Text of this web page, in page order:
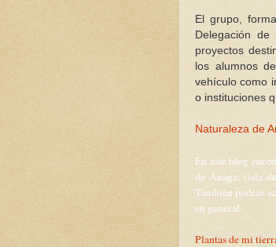
El grupo,
Delegación
proyectos
los alumnos
vehículo como
o instituciones
Naturaleza de
En este blog
de Anaga; (isla
También podrás
en general.
Plantas de mi